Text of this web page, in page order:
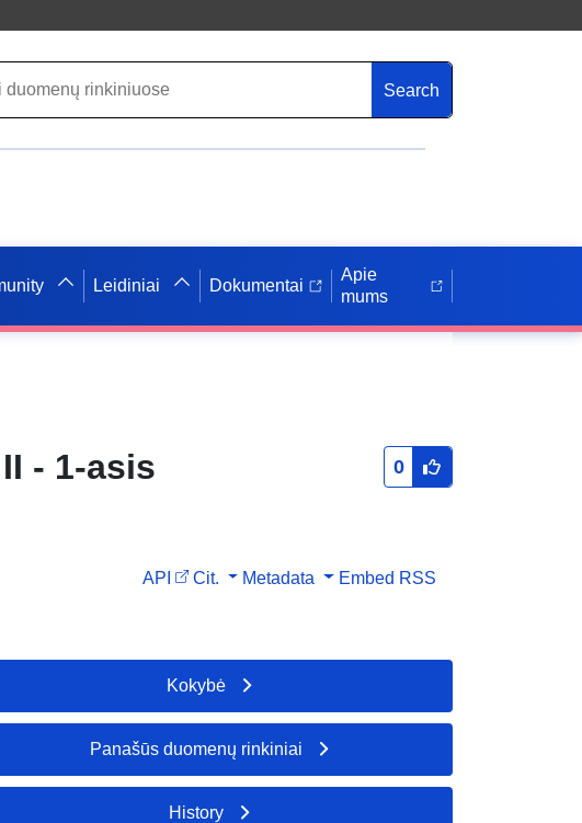
Search
Leidiniai Dokumentai
Apie
mums
- 1-asis
0
API Cit. Metadata Embed RSS
Kokybė
Panašūs duomenų rinkiniai
History